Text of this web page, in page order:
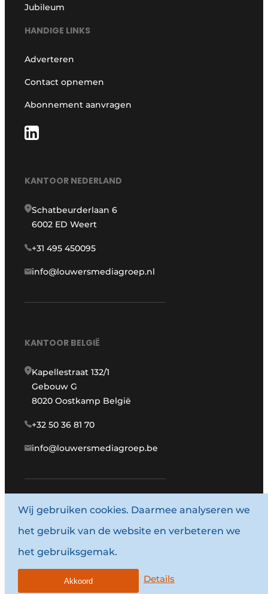
Jubileum
HANDIGE LINKS
Adverteren
Contact opnemen
Abonnement aanvragen
KANTOOR NEDERLAND
Schatbeurderlaan 6
6002 ED Weert
+31 495 450095
info@louwersmediagroep.nl
KANTOOR BELGIË
Kapellestraat 132/1
Gebouw G
8020 Oostkamp België
+32 50 36 81 70
info@louwersmediagroep.be
www.louwersmediagroep.com
© 1987 - 2026 Louwersmediagroep.
Algemene voorwaarden
Wij gebruiken cookies. Daarmee analyseren we
het gebruik van de website en verbeteren we
het gebruiksgemak.
Details
Akkoord